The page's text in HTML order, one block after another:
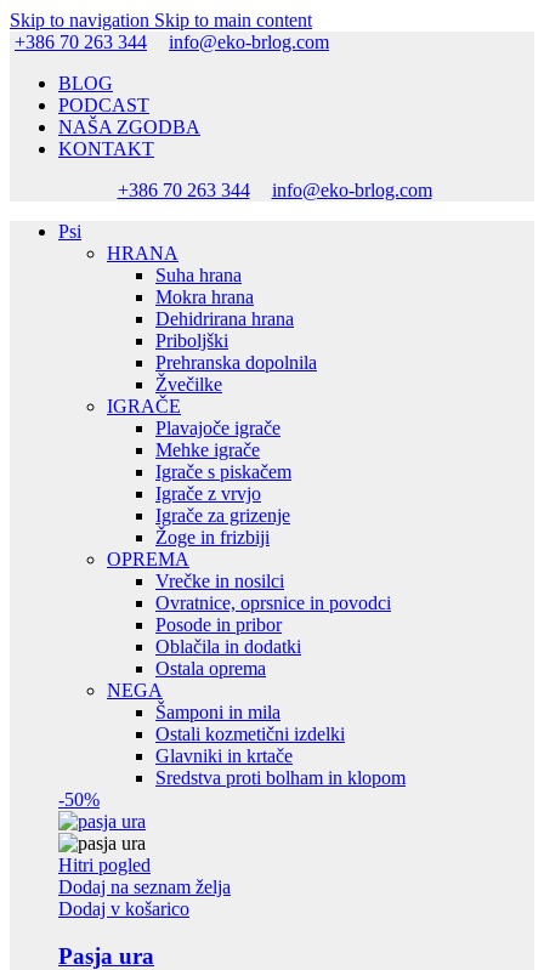
Skip to navigation Skip to main content
+386 70 263 344
info@eko-brlog.com
BLOG
PODCAST
NAŠA ZGODBA
KONTAKT
+386 70 263 344
info@eko-brlog.com
Psi
HRANA
Suha hrana
Mokra hrana
Dehidrirana hrana
Priboljški
Prehranska dopolnila
Žvečilke
IGRAČE
Plavajoče igrače
Mehke igrače
Igrače s piskačem
Igrače z vrvjo
Igrače za grizenje
Žoge in frizbiji
OPREMA
Vrečke in nosilci
Ovratnice, oprsnice in povodci
Posode in pribor
Oblačila in dodatki
Ostala oprema
NEGA
Šamponi in mila
Ostali kozmetični izdelki
Glavniki in krtače
Sredstva proti bolham in klopom
-50%
Hitri pogled
Dodaj na seznam želja
Dodaj v košarico
Pasja ura